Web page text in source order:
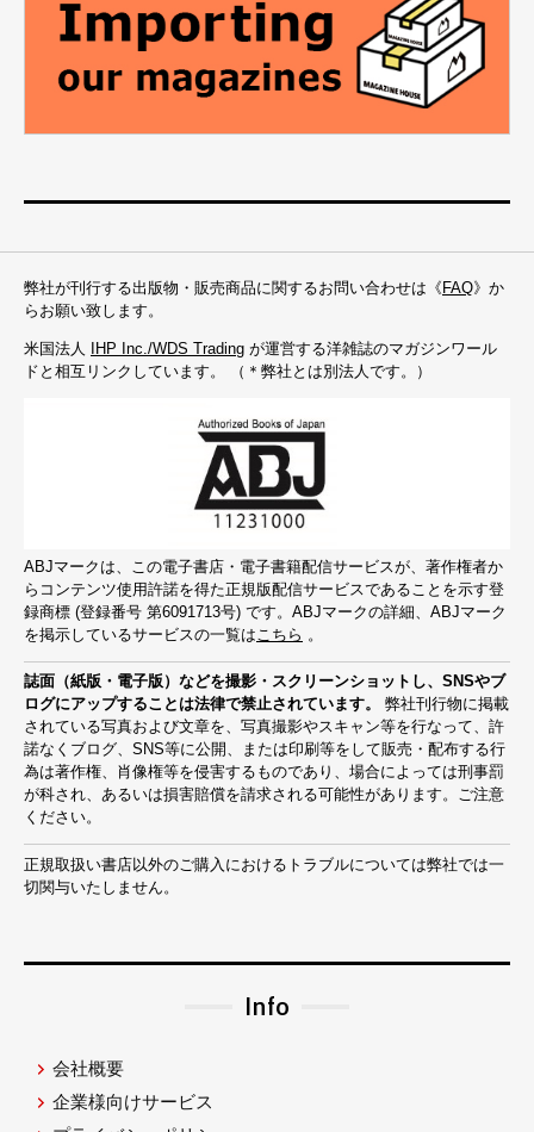
弊社が刊行する出版物・販売商品に関するお問い合わせは《 FAQ》か
らお願い致します。
米国法人 IHP Inc./WDS Trading が運営する洋雑誌のマガジンワール
ドと相互リンクしています。 （＊弊社とは別法人です。）
ABJマークは、この電子書店・電子書籍配信サービスが、著作権者か
らコンテンツ使用許諾を得た正規版配信サービスであることを示す登
録商標 (登録番号 第6091713号) です。ABJマークの詳細、ABJマーク
を掲示しているサービスの一覧は こちら 。
誌面（紙版・電子版）などを撮影・スクリーンショットし、SNSやブ
ログにアップすることは法律で禁止されています。
弊社刊行物に掲載
されている写真および文章を、写真撮影やスキャン等を行なって、許
諾なくブログ、SNS等に公開、または印刷等をして販売・配布する行
為は著作権、肖像権等を侵害するものであり、場合によっては刑事罰
が科され、あるいは損害賠償を請求される可能性があります。ご注意
ください。
正規取扱い書店以外のご購入におけるトラブルについては弊社では一
切関与いたしません。
Info
会社概要
企業様向けサービス